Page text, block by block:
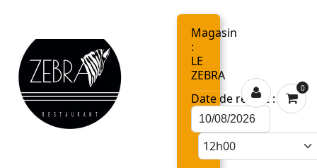
Magasin
:
LE
ZEBRA
Date de retrait :
0